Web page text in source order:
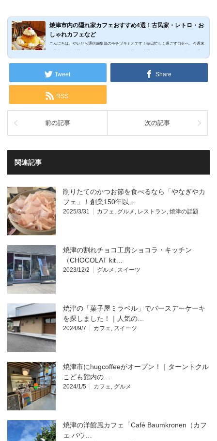
焼津市内の隠れ家カフェおすすめ4選！古民家・レトロ・お
しゃれカフェなど
こんにちは、やいだら通信編集部のモチヅキナオです！毎日忙しく過ごす自分へ、今週末
焼津市観光協会2025年3月にオープンした「古民家かふぇ＆ダイニングやいづ」は、築100
年以上の歴史を誇る建物を活かした、情緒あふれる空間が魅力のお店。JR焼津駅南口から
徒歩７分と、アク...
Tweet Share
RSS
前の記事 次の記事
関連記事
削りたてのかつお節を食べるなら「やなぎやカ
フェ」！創業150年以…
2025/3/31 カフェ, グルメ , レストラン, 焼津の話題
焼津の割れチョコ工房ショコラ・キッチン
（CHOCOLAT kit…
2023/12/2 グルメ , スイーツ
焼津の「菓子屋ミラベル」でバースデーケーキ
を探しました！｜人気の…
2024/9/7 カフェ, スイーツ
焼津市にhugcoffeeがオープン！｜ターントクル
こども館内の…
2024/1/5 カフェ, グルメ
焼津の洋館風カフェ「Café Baumkronen（カフ
ェ バウ…